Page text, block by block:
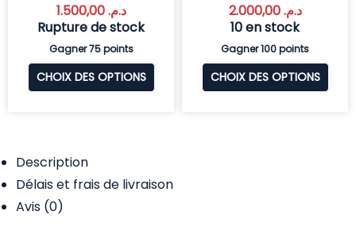
د.م.1.500,00
Rupture de stock
Gagner 75 points
CHOIX DES OPTIONS
د.م.2.000,00
10 en stock
Gagner 100 points
CHOIX DES OPTIONS
Description
Délais et frais de livraison
Avis (0)